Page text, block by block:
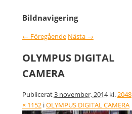
Bildnavigering
← Föregående Nästa →
OLYMPUS DIGITAL
CAMERA
Publicerat3 november, 2014kl.2048
× 1152iOLYMPUS DIGITAL CAMERA